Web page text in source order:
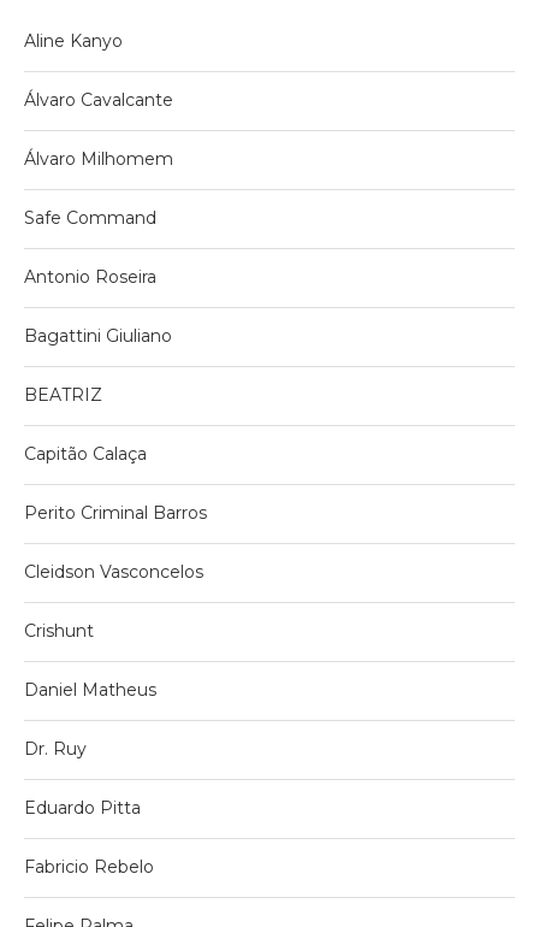
Aline Kanyo
Álvaro Cavalcante
Álvaro Milhomem
Safe Command
Antonio Roseira
Bagattini Giuliano
BEATRIZ
Capitão Calaça
Perito Criminal Barros
Cleidson Vasconcelos
Crishunt
Daniel Matheus
Dr. Ruy
Eduardo Pitta
Fabricio Rebelo